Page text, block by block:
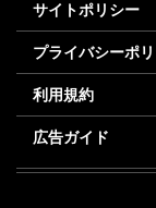
サイトポリシー
プライバシーポ
利用規約
広告ガイド